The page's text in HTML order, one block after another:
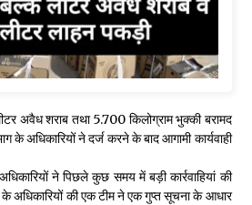
अवैध शराब तथा 5.700 किलोग्राम भुक्की बरामद
के अधिकारियों ने दर्ज करने के बाद आगामी कार्यवाही
ने पिछले कुछ समय में बड़ी कार्रवाहियां की
अधिकारियों की एक टीम ने एक गुप्त सूचना के आधार